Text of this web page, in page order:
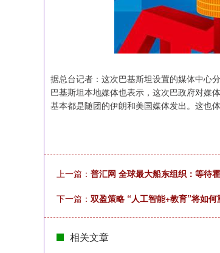
据总台记者：这次巴基斯坦设置的媒体中心
巴基斯坦本地媒体也表示，这次巴政府对媒
基本都是随团的伊朗和美国媒体发出。这也
上一篇： 普汇网 全球最大船东组织：等待
下一篇： 双盈策略 “人工智能+教育”将如
相关文章